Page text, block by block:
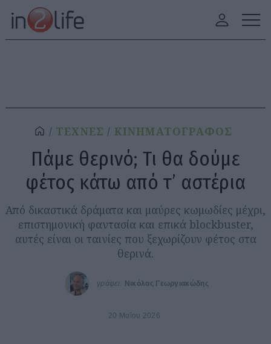
ΤΕΧΝΕΣ ΚΙΝΗΜΑΤΟΓΡΑΦΟΣ
Πάμε θερινό; Τι θα δούμε
φέτος κάτω από τ’ αστέρια
Από δικαστικά δράματα και μαύρες κωμωδίες μέχρι,
επιστημονική φαντασία και επικά blockbuster,
αυτές είναι οι ταινίες που ξεχωρίζουν φέτος στα
θερινά.
γράφει: Νικόλας Γεωργιακώδης
20 Μαΐου 2026